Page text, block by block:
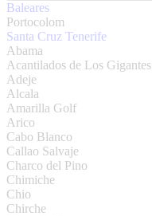
Baleares
Portocolom
Santa Cruz Tenerife
Abama
Acantilados de Los Gigantes
Adeje
Alcala
Amarilla Golf
Arico
Cabo Blanco
Callao Salvaje
Charco del Pino
Chimiche
Chio
Chirche